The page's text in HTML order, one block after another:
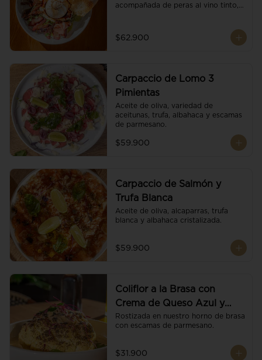
acompañada de peras al vino tinto,
pesto y reducción de balsámico.
$62.900
Carpaccio de Lomo 3
Pimientas
Aceite de oliva, variedad de
aceitunas, trufa, albahaca y escamas
de parmesano.
$59.900
Carpaccio de Salmón y
Trufa Blanca
Aceite de oliva, alcaparras, trufa
blanca y albahaca cristalizada.
$59.900
Coliflor a la Brasa con
Crema de Queso Azul y
Vino
Rostizada en nuestro horno de brasa
con escamas de parmesano.
$31.900